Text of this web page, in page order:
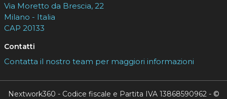
Via Moretto da Brescia, 22
Milano - Italia
CAP 20133
Contatti
Contatta il nostro team per maggiori informazioni
Nextwork360 - Codice fiscale e Partita IVA 13868590962 - ©